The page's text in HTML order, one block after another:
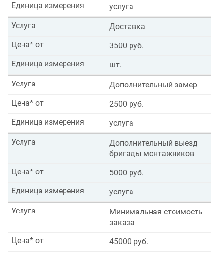
услуга
Единица измерения
Доставка
Услуга
3500 руб.
Цена* от
шт.
Единица измерения
Дополнительный замер
Услуга
2500 руб.
Цена* от
услуга
Единица измерения
Дополнительный выезд
бригады монтажников
Услуга
5000 руб.
Цена* от
услуга
Единица измерения
Минимальная стоимость
заказа
Услуга
45000 руб.
Цена* от